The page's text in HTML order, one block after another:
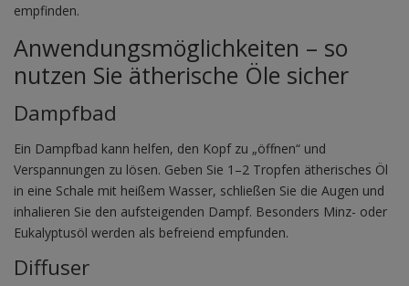
empfinden.
Anwendungsmöglichkeiten – so
nutzen Sie ätherische Öle sicher
Dampfbad
Ein Dampfbad kann helfen, den Kopf zu „öffnen“ und
Verspannungen zu lösen. Geben Sie 1–2 Tropfen ätherisches Öl
in eine Schale mit heißem Wasser, schließen Sie die Augen und
inhalieren Sie den aufsteigenden Dampf. Besonders Minz- oder
Eukalyptusöl werden als befreiend empfunden.
Diffuser